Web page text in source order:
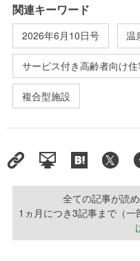
関連キーワード
2026年6月10日号 温
サービス付き高齢者向け
複合型施設
全ての記事が読
1ヵ月につき3記事まで（